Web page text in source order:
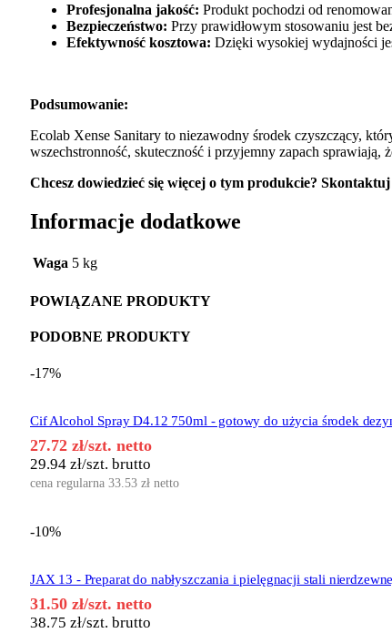
Profesjonalna jakość: Produkt pochodzi od
Bezpieczeństwo: Przy prawidłowym stosowaniu jest
Efektywność kosztowa: Dzięki wysokiej wydajności
Podsumowanie:
Ecolab Xense Sanitary to niezawodny środek czyszczący,
wszechstronność, skuteczność i przyjemny zapach
Chcesz dowiedzieć się więcej o tym produkcie? Skontaktuj
Informacje dodatkowe
Waga 5 kg
POWIĄZANE PRODUKTY
PODOBNE PRODUKTY
-17%
Cif Alcohol Spray D4.12 750ml - gotowy do użycia środek
27.72 zł/szt. netto
29.94 zł/szt. brutto
cena regularna 33.53 zł netto
-10%
JAX 13 - Preparat do nabłyszczania i pielęgnacji stali
31.50 zł/szt. netto
38.75 zł/szt. brutto